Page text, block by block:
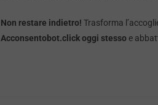
Non restare indietro! Trasforma
Acconsentobot.click oggi stesso e